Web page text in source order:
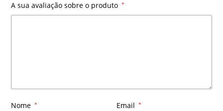
A sua avaliação sobre o produto *
Nome * Email *